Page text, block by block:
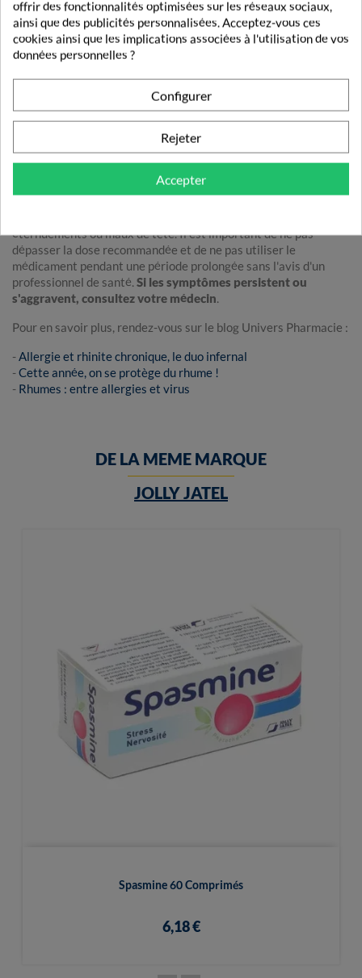
- Larhinopharyngite, quant à elle, est uneinflammation de la
muqueuse nasale et pharyngée. Elle peut être causée unvirus
unebactérieou unallergène. Les symptômes incluent une
congestion nasale, une toux sèche, des maux de gorge, des
éternuements et des maux de tête. Elle dure entre trois et dix
Dans les deux cas,ces affections guérissent d'elles-mêmes.
Cependant, il est possible de se tourner vers un traitement
symptomatique commeRhinotrophylpour en soulager les
éternuements ou maux de tête. Il est important de ne pas
dépasser la dose recommandée et de ne pas utiliser le
médicament pendant une période prolongée sans l'avis d'un
professionnel de santé. Si les symptômes persistent ou
s'aggravent, consultez votre médecin.
Pour en savoir plus, rendez-vous sur le blog Univers Pharmacie :
-Allergie et rhinite chronique, le duo infernal
-Cette année, on se protège du rhume !
- Rhumes : entre allergies et virus
DE LA MEME MARQUE
JOLLY JATEL
Spasmine 60 Comprimés
6,18 €
offrir des fonctionnalités optimisées sur les réseaux sociaux,
ainsi que des publicités personnalisées. Acceptez-vous ces
cookies ainsi que les implications associées à l'utilisation de vos
données personnelles ?
Configurer
Rejeter
Accepter